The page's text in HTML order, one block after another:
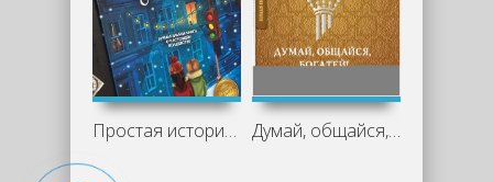
Простая история со вкусом ванили и тепла Думай, общайся, богатей! 6 бестселлеров